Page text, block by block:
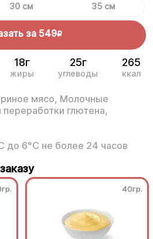
30 см 35 см
за 549R
18г
жиры
25г
углеводы
265
ккал
мясо, Молочные
глютена,
до 6°С не более 24 часов
40гр.